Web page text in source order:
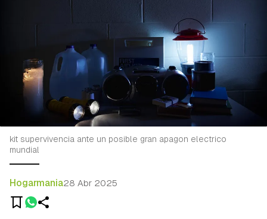
kit supervivencia ante un posible gran apagon electrico
mundial
Hogarmania28 Abr 2025